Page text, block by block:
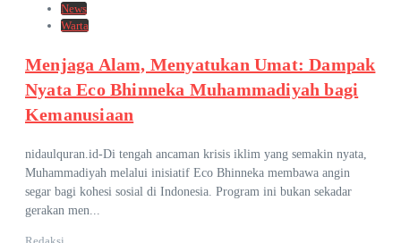
News
Warta
Menjaga Alam, Menyatukan Umat: Dampak
Nyata Eco Bhinneka Muhammadiyah bagi
Kemanusiaan
nidaulquran.id-Di tengah ancaman krisis iklim yang semakin nyata,
Muhammadiyah melalui inisiatif Eco Bhinneka membawa angin
segar bagi kohesi sosial di Indonesia. Program ini bukan sekadar
gerakan men...